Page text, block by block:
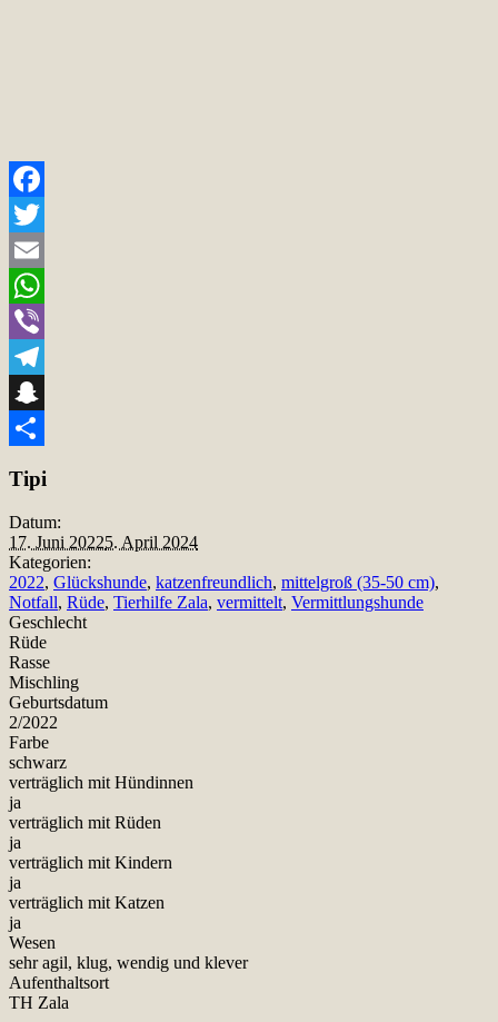
Facebook
Twitter
Email
WhatsApp
Viber
Telegram
Snapchat
Tipi
Datum:
17. Juni 20225. April 2024
Kategorien:
2022, Glückshunde, katzenfreundlich, mittelgroß (35-50 cm),
Notfall, Rüde, Tierhilfe Zala, vermittelt, Vermittlungshunde
Geschlecht
Rüde
Rasse
Mischling
Geburtsdatum
2/2022
Farbe
schwarz
verträglich mit Hündinnen
ja
verträglich mit Rüden
ja
verträglich mit Kindern
ja
verträglich mit Katzen
ja
Wesen
sehr agil, klug, wendig und klever
Aufenthaltsort
TH Zala